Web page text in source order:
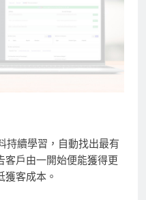
持續學習，自動找出最有
客戶由一開始便能獲得更
獲客成本。